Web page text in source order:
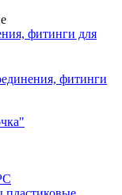
фитинги для
фитинги